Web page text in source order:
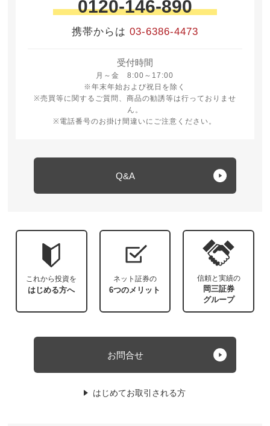
0120-146-890
携帯からは 03-6386-4473
受付時間
月～金 8:00～17:00
月曜日から金曜日 8時から17時
※年末年始および祝日を除く
※売買等に関するご質問、商品の勧誘等は行っておりませ
ん。
※電話番号のお掛け間違いにご注意ください。
Q&A
これから投資を
はじめる方へ
ネット証券の
6つのメリット
信頼と実績の
岡三証券
グループ
お問合せ
はじめてお取引される方